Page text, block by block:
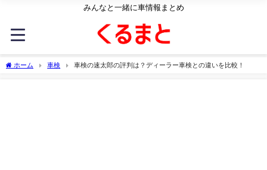
みんなと一緒に車情報まとめ
ホーム 車検 車検の速太郎の評判は？ディーラー車検との違いを比較！